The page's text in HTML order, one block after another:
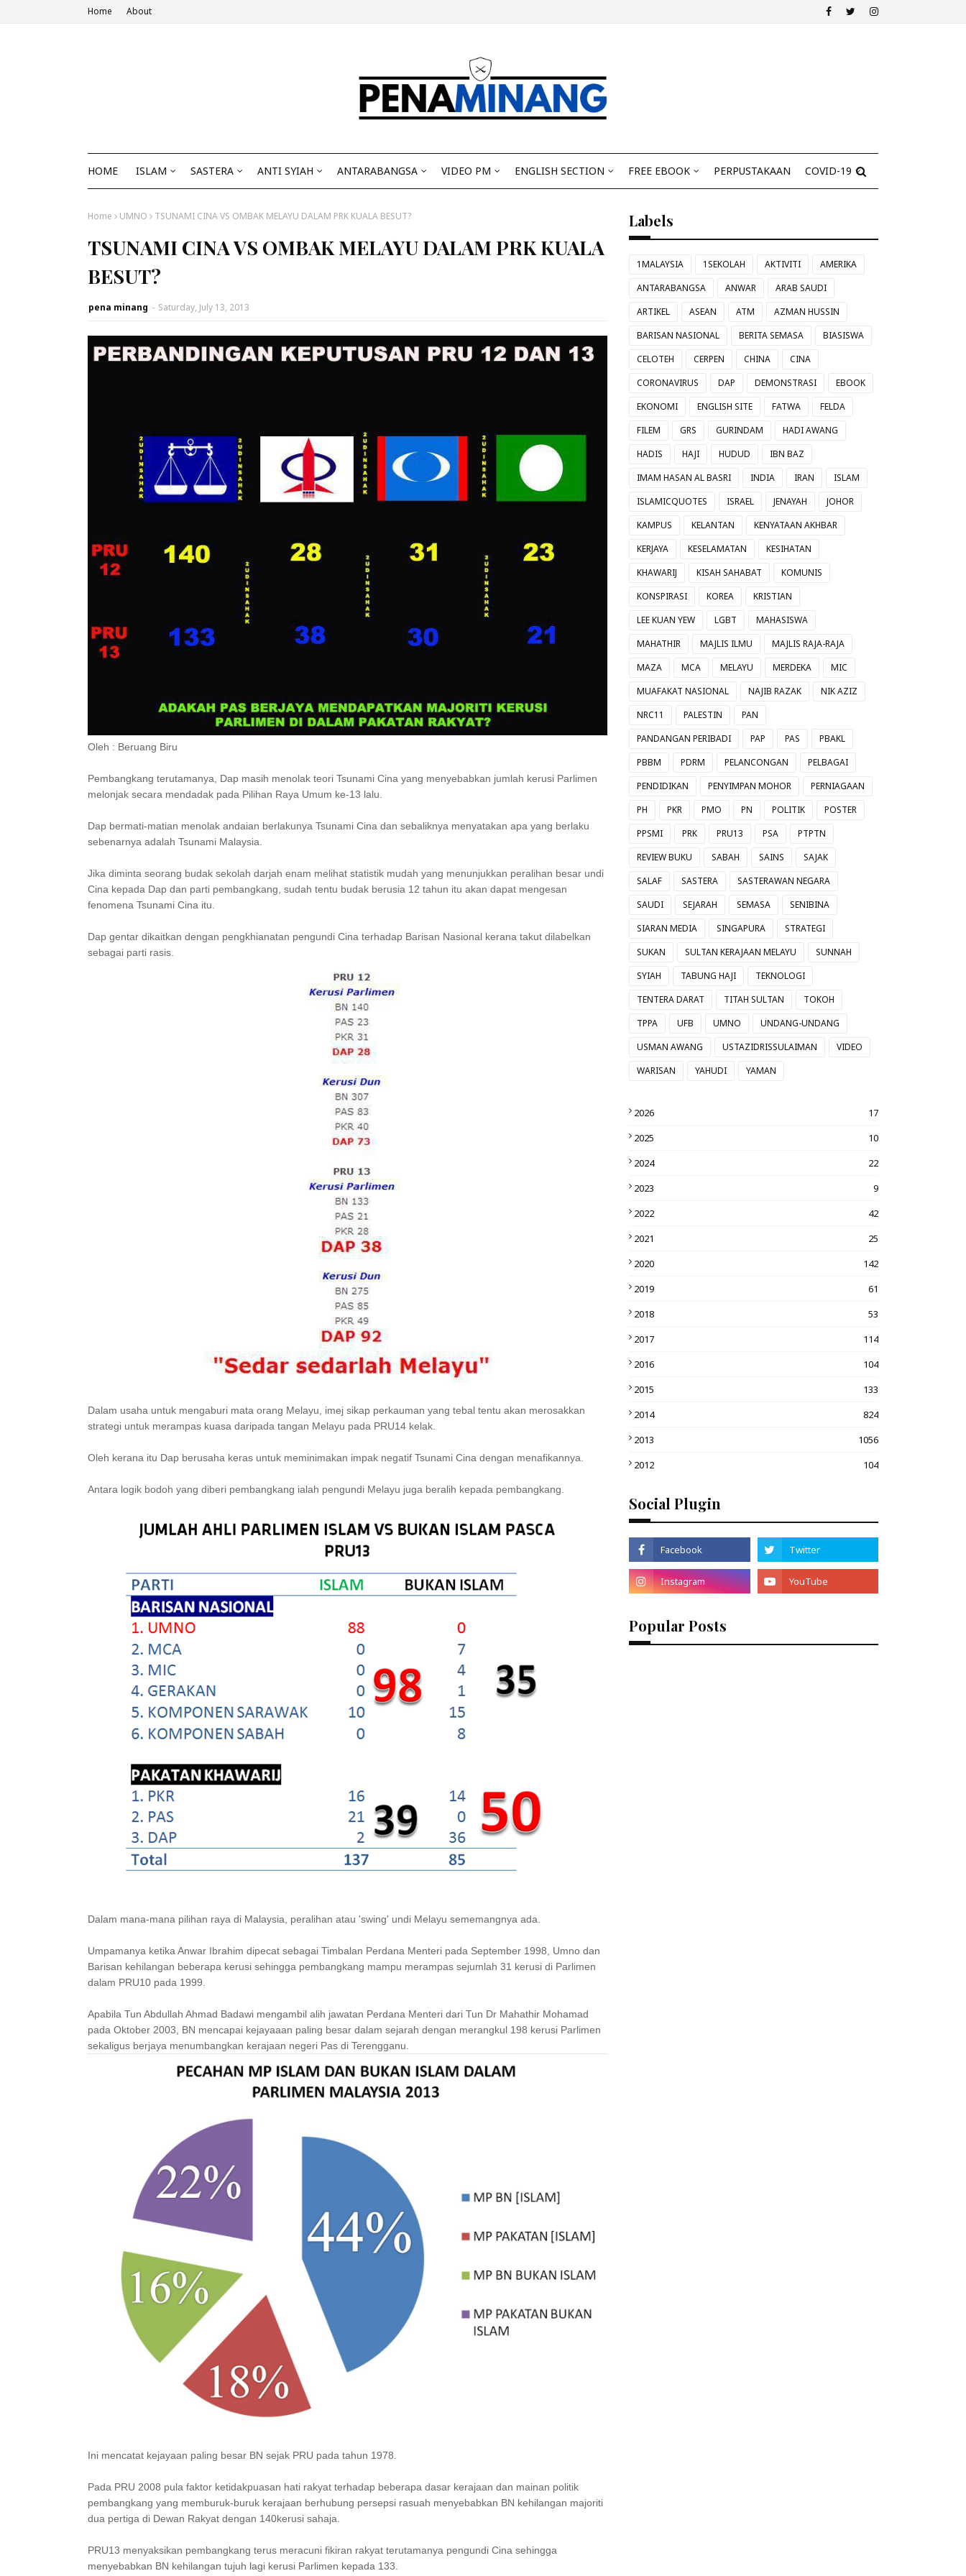
Home About
HOME ISLAM SASTERA ANTI SYIAH ANTARABANGSA VIDEO PM ENGLISH SECTION FREE EBOOK PERPUSTAKAAN COVID-19
Home UMNO TSUNAMI CINA VS OMBAK MELAYU DALAM PRK KUALA BESUT?
TSUNAMI CINA VS OMBAK MELAYU DALAM PRK KUALA
BESUT?
pena minang - Saturday, July 13, 2013
Oleh : Beruang Biru
Pembangkang terutamanya, Dap masih menolak teori Tsunami Cina yang menyebabkan jumlah kerusi Parlimen
melonjak secara mendadak pada Pilihan Raya Umum ke-13 lalu.
Dap bermati-matian menolak andaian berlakunya Tsunami Cina dan sebaliknya menyatakan apa yang berlaku
sebenarnya adalah Tsunami Malaysia.
Jika diminta seorang budak sekolah darjah enam melihat statistik mudah yang menunjukkan peralihan besar undi
Cina kepada Dap dan parti pembangkang, sudah tentu budak berusia 12 tahun itu akan dapat mengesan
fenomena Tsunami Cina itu.
Dap gentar dikaitkan dengan pengkhianatan pengundi Cina terhadap Barisan Nasional kerana takut dilabelkan
sebagai parti rasis.
Dalam usaha untuk mengaburi mata orang Melayu, imej sikap perkauman yang tebal tentu akan merosakkan
strategi untuk merampas kuasa daripada tangan Melayu pada PRU14 kelak.
Oleh kerana itu Dap berusaha keras untuk meminimakan impak negatif Tsunami Cina dengan menafikannya.
Antara logik bodoh yang diberi pembangkang ialah pengundi Melayu juga beralih kepada pembangkang.
Dalam mana-mana pilihan raya di Malaysia, peralihan atau 'swing' undi Melayu sememangnya ada.
Umpamanya ketika Anwar Ibrahim dipecat sebagai Timbalan Perdana Menteri pada September 1998, Umno dan
Barisan kehilangan beberapa kerusi sehingga pembangkang mampu merampas sejumlah 31 kerusi di Parlimen
dalam PRU10 pada 1999.
Apabila Tun Abdullah Ahmad Badawi mengambil alih jawatan Perdana Menteri dari Tun Dr Mahathir Mohamad
pada Oktober 2003, BN mencapai kejayaaan paling besar dalam sejarah dengan merangkul 198 kerusi Parlimen
sekaligus berjaya menumbangkan kerajaan negeri Pas di Terengganu.
Ini mencatat kejayaan paling besar BN sejak PRU pada tahun 1978.
Pada PRU 2008 pula faktor ketidakpuasan hati rakyat terhadap beberapa dasar kerajaan dan mainan politik
pembangkang yang memburuk-buruk kerajaan berhubung persepsi rasuah menyebabkan BN kehilangan majoriti
dua pertiga di Dewan Rakyat dengan 140kerusi sahaja.
PRU13 menyaksikan pembangkang terus meracuni fikiran rakyat terutamanya pengundi Cina sehingga
menyebabkan BN kehilangan tujuh lagi kerusi Parlimen kepada 133.
Labels
1MALAYSIA 1SEKOLAH AKTIVITI
AMERIKA
ANTARABANGSA
ANWAR
ARAB SAUDI
ARTIKEL
ASEAN ATM
AZMAN HUSSIN
BARISAN NASIONAL
BERITA SEMASA
BIASISWA
CELOTEH
CERPEN CHINA
CINA
CORONAVIRUS
DAP DEMONSTRASI
EBOOK
EKONOMI
ENGLISH SITE FATWA
FELDA
FILEM
GRS GURINDAM
HADI AWANG
HADIS
HAJI HUDUD
IBN BAZ
IMAM HASAN AL BASRI
INDIA IRAN
ISLAM
ISLAMICQUOTES
ISRAEL JENAYAH
JOHOR
KAMPUS
KELANTAN
KENYATAAN AKHBAR
KERJAYA
KESELAMATAN
KESIHATAN
KHAWARIJ
KISAH SAHABAT
KOMUNIS
KONSPIRASI
KOREA
KRISTIAN
LEE KUAN YEW
LGBT
MAHASISWA
MAHATHIR
MAJLIS ILMU
MAJLIS RAJA-RAJA
MAZA
MCA MELAYU MERDEKA
MIC
MUAFAKAT NASIONAL
NAJIB RAZAK
NIK AZIZ
NRC11
PALESTIN
PAN
PANDANGAN PERIBADI
PAP PAS
PBAKL
PBBM
PDRM PELANCONGAN
PELBAGAI
PENDIDIKAN
PENYIMPAN MOHOR
PERNIAGAAN
PH
PKR PMO PN POLITIK
POSTER
PPSMI
PRK PRU13 PSA
PTPTN
REVIEW BUKU
SABAH SAINS
SAJAK
SALAF
SASTERA
SASTERAWAN NEGARA
SAUDI
SEJARAH SEMASA
SENIBINA
SIARAN MEDIA
SINGAPURA
STRATEGI
SUKAN
SULTAN KERAJAAN MELAYU
SUNNAH
SYIAH
TABUNG HAJI
TEKNOLOGI
TENTERA DARAT
TITAH SULTAN
TOKOH
TPPA
UFB UMNO
UNDANG-UNDANG
USMAN AWANG
USTAZIDRISSULAIMAN
VIDEO
WARISAN
YAHUDI YAMAN
2026
17
2025
10
2024
22
2023
9
2022
42
2021
25
2020
142
2019
61
2018
53
2017
114
2016
104
2015
133
2014
824
2013
1056
2012
104
Social Plugin
Popular Posts